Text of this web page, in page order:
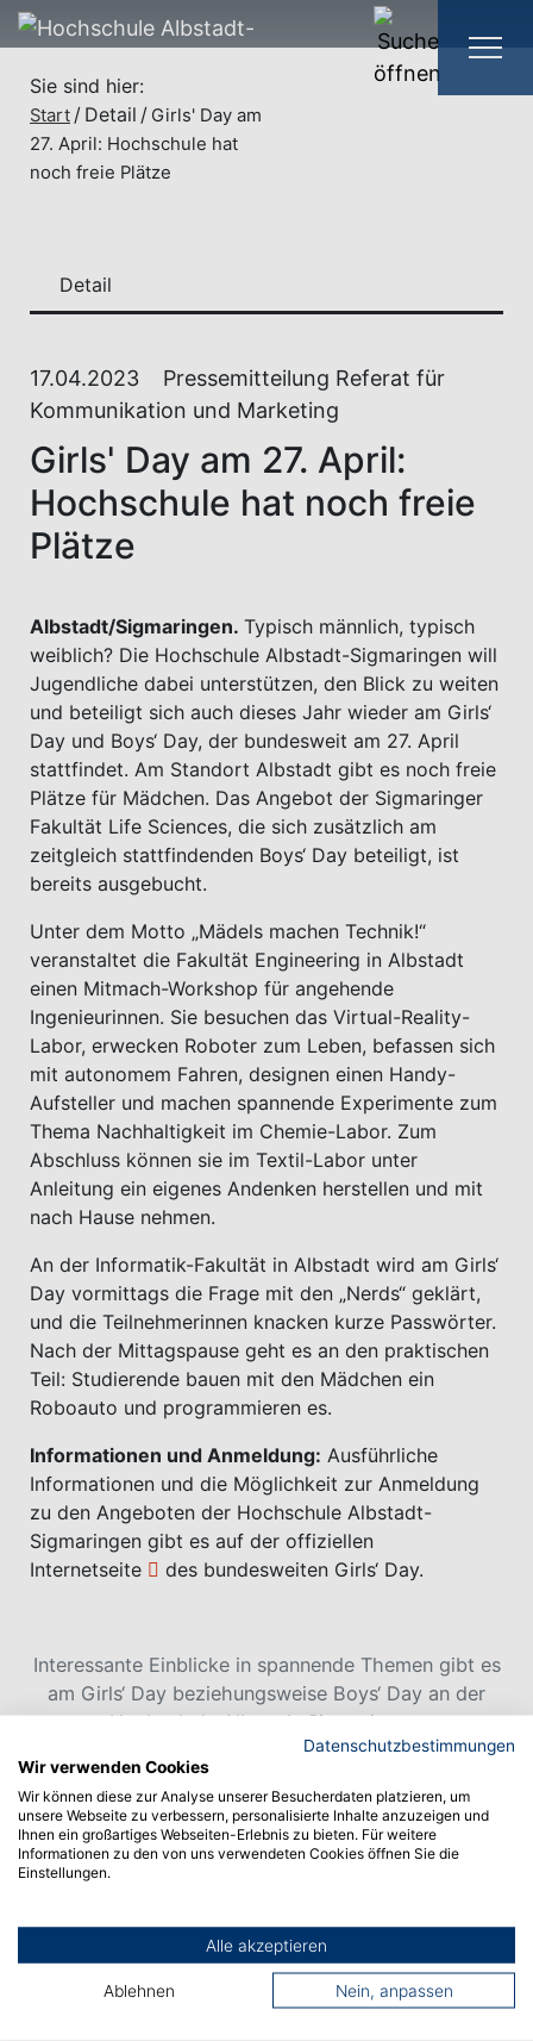
Sie sind hier:
Start Detail
Girls' Day am
27. April: Hochschule hat
noch freie Plätze
17.04.2023
Pressemitteilung Referat für
Kommunikation und Marketing
Girls' Day am 27. April:
Hochschule hat noch freie
Plätze
Albstadt/Sigmaringen. Typisch männlich, typisch
weiblich? Die Hochschule Albstadt-Sigmaringen will
Jugendliche dabei unterstützen, den Blick zu weiten
und beteiligt sich auch dieses Jahr wieder am Girls‘
Day und Boys‘ Day, der bundesweit am 27. April
stattfindet. Am Standort Albstadt gibt es noch freie
Plätze für Mädchen. Das Angebot der Sigmaringer
Fakultät Life Sciences, die sich zusätzlich am
zeitgleich stattfindenden Boys‘ Day beteiligt, ist
bereits ausgebucht.
Unter dem Motto „Mädels machen Technik!“
veranstaltet die Fakultät Engineering in Albstadt
einen Mitmach-Workshop für angehende
Ingenieurinnen. Sie besuchen das Virtual-Reality-
Labor, erwecken Roboter zum Leben, befassen sich
mit autonomem Fahren, designen einen Handy-
Aufsteller und machen spannende Experimente zum
Thema Nachhaltigkeit im Chemie-Labor. Zum
Abschluss können sie im Textil-Labor unter
Anleitung ein eigenes Andenken herstellen und mit
nach Hause nehmen.
An der Informatik-Fakultät in Albstadt wird am Girls‘
Day vormittags die Frage mit den „Nerds“ geklärt,
und die Teilnehmerinnen knacken kurze Passwörter.
Nach der Mittagspause geht es an den praktischen
Teil: Studierende bauen mit den Mädchen ein
Roboauto und programmieren es.
Informationen und Anmeldung: Ausführliche
Informationen und die Möglichkeit zur Anmeldung
zu den Angeboten der Hochschule Albstadt-
Sigmaringen gibt es auf der offiziellen
Internetseite
des bundesweiten Girls‘ Day.
Interessante Einblicke in spannende Themen gibt es
am Girls‘ Day beziehungsweise Boys‘ Day an der
Hochschule Albstadt-Sigmaringen.
Vorheriger Artikel
Nächster Artikel
Detail
Datenschutzbestimmungen
Wir verwenden Cookies
Wir können diese zur Analyse unserer Besucherdaten platzieren, um
unsere Webseite zu verbessern, personalisierte Inhalte anzuzeigen und
Ihnen ein großartiges Webseiten-Erlebnis zu bieten. Für weitere
Informationen zu den von uns verwendeten Cookies öffnen Sie die
Einstellungen.
Alle akzeptieren
Ablehnen Nein, anpassen